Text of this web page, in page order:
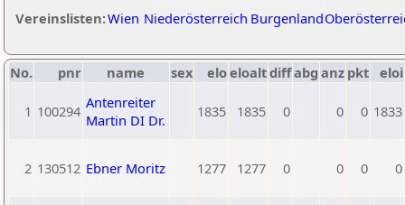
Vereinslisten:Wien Niederösterreich Burgenland
No. pnr name sex eloeloaltdiffabg anz pkt eloi
1 100294 Antenreiter
Martin DI Dr.
1835 1835 0 0 0 1833
2 130512 Ebner Moritz 1277 1277 0 0 0 0